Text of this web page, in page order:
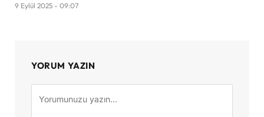
9 Eylül 2025 - 09:07
YORUM YAZIN